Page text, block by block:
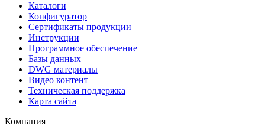
Каталоги
Конфигуратор
Сертификаты продукции
Инструкции
Программное обеспечение
Базы данных
DWG материалы
Видео контент
Техническая поддержка
Карта сайта
Компания